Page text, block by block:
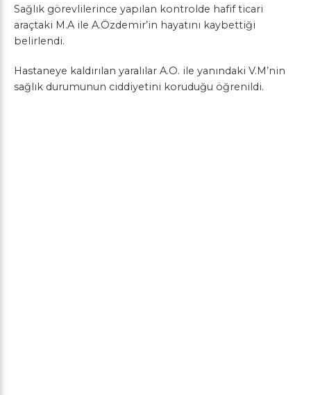
Sağlık görevlilerince yapılan kontrolde hafif ticari
araçtaki M.A ile A.Özdemir’in hayatını kaybettiği
belirlendi.
Hastaneye kaldırılan yaralılar A.O. ile yanındaki V.M’nin
sağlık durumunun ciddiyetini koruduğu öğrenildi.